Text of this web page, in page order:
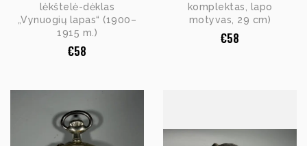
lėkštelė-dėklas
„Vynuogių lapas“ (1900–
1915 m.)
€58
komplektas, lapo
motyvas, 29 cm)
€58